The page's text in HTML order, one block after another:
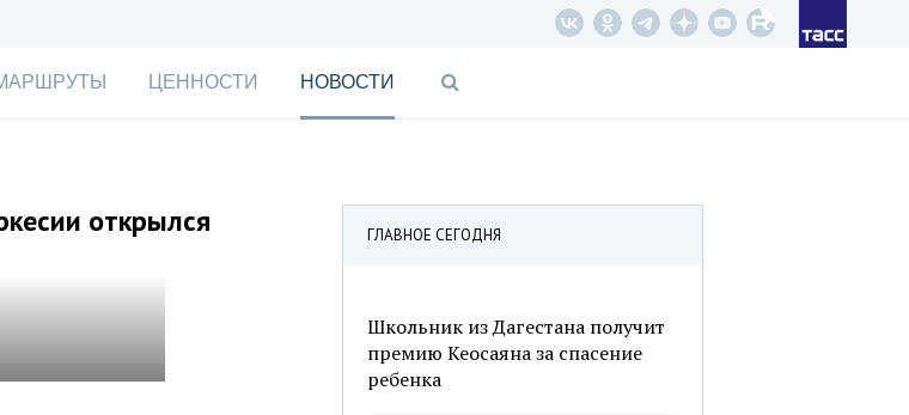
ЦЕННОСТИ НОВОСТИ
ГЛАВНОЕ СЕГОДНЯ
Школьник из Дагестана получит
премию Кеосаяна за спасение
ребенка
открылся